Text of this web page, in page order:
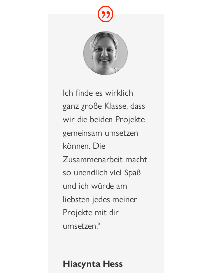
Ich finde es wirklich
ganz große Klasse, dass
wir die beiden Projekte
gemeinsam umsetzen
können. Die
Zusammenarbeit macht
so unendlich viel Spaß
und ich würde am
liebsten jedes meiner
Projekte mit dir
umsetzen.“
Hiacynta Hess